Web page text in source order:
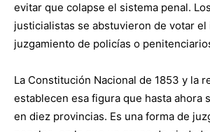
evitar que colapse el sistema penal.
justicialistas se abstuvieron de votar
juzgamiento de policías o
La Constitución Nacional de 1853 y la
establecen esa figura que hasta ahora
en diez provincias. Es una forma de